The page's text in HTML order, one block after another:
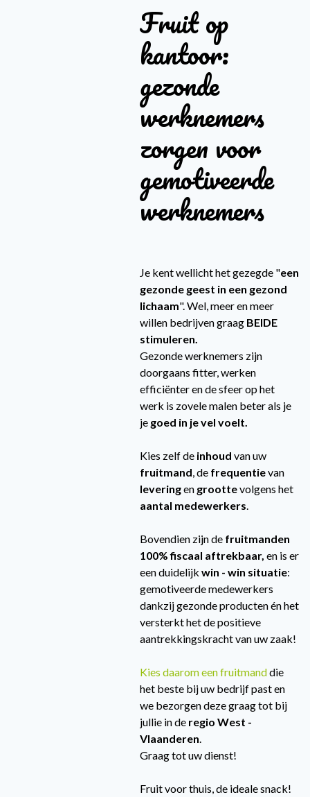
Fruit op
kantoor:
gezonde
werknemers
zorgen voor
gemotiveerde
werknemers
Je kent wellicht het gezegde "een
gezonde geest in een gezond
lichaam". Wel, meer en meer
willen bedrijven graag BEIDE
stimuleren.
Gezonde werknemers zijn
doorgaans fitter, werken
efficiënter en de sfeer op het
werk is zovele malen beter als je
je goed in je vel voelt.
Kies zelf de inhoudvan uw
fruitmand, de frequentievan
leveringen groottevolgens het
aantal medewerkers.
Bovendien zijn de fruitmanden
100% fiscaal aftrekbaar,en is er
een duidelijkwin - win situatie:
gemotiveerde medewerkers
dankzij gezonde producten én het
versterkt het de positieve
aantrekkingskracht van uw zaak!
Kies daarom een fruitmanddie
het beste bij uw bedrijf past en
we bezorgen deze graag tot bij
jullie in de regio West -
Vlaanderen.
Graag tot uw dienst!
Fruit voor thuis, de ideale snack!